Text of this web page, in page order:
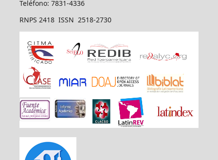
Teléfono: 7831-4336
RNPS 2418 ISSN 2518-2730